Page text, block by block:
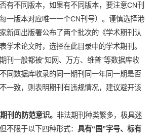
有不同版本，如果有不同版本，要注意CN刊
一版本对应唯一一个CN刊号）。谨慎选择港
新闻出版署公布了两个批次的《学术期刊认
学术论文时，选择在此目录中的学术期刊。
刊一般都被“知网、万方、维普”等数据库收
同数据库收录的同一期刊同一年同一期是否
一致，则表明期刊有违规情况，建议避开该
刊的防范意识。 非法期刊种类繁多，极具迷
不限于以下四种形式： 具有“国”字号、标有